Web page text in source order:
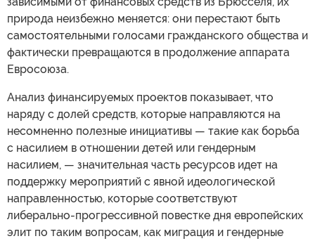
природа неизбежно меняется: они перестают быть
самостоятельными голосами гражданского общества и
фактически превращаются в продолжение аппарата
Евросоюза.
Анализ финансируемых проектов показывает, что
наряду с долей средств, которые направляются на
несомненно полезные инициативы — такие как борьба
с насилием в отношении детей или гендерным
насилием, — значительная часть ресурсов идет на
поддержку мероприятий с явной идеологической
направленностью, которые соответствуют
либерально-прогрессивной повестке дня европейских
элит по таким вопросам, как миграция и гендерные